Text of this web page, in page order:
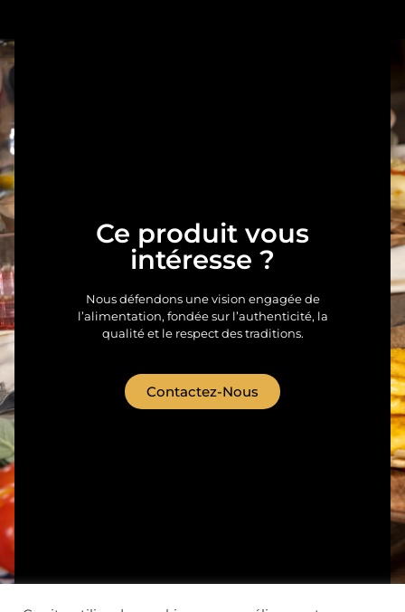
Ce produit vous
intéresse ?
Nous défendons une vision engagée de
l’alimentation, fondée sur l’authenticité, la
qualité et le respect des traditions.
Contactez-Nous